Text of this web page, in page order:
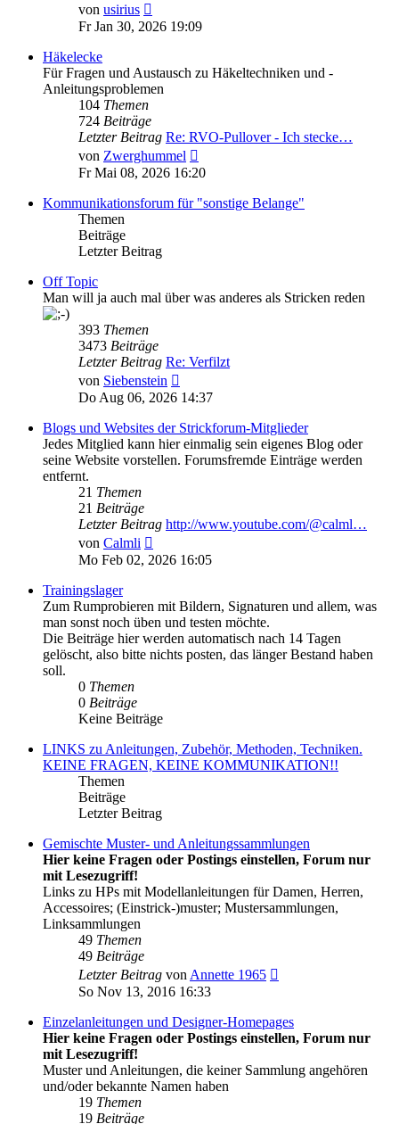
von usirius
Beitrag
Fr Jan 30, 2026 19:09
Häkelecke
Für Fragen und Austausch zu Häkeltechniken und -
Anleitungsproblemen
104 Themen
724 Beiträge
Letzter Beitrag Re: RVO-Pullover - Ich stecke…
von Zwerghummel
Beitrag
Fr Mai 08, 2026 16:20
Kommunikationsforum für "sonstige Belange"
Themen
Beiträge
Letzter Beitrag
Off Topic
Man will ja auch mal über was anderes als Stricken reden
393 Themen
3473 Beiträge
Letzter Beitrag Re: Verfilzt
von Siebenstein
Beitrag
Do Aug 06, 2026 14:37
Blogs und Websites der Strickforum-Mitglieder
Jedes Mitglied kann hier einmalig sein eigenes Blog oder
seine Website vorstellen. Forumsfremde Einträge werden
entfernt.
21 Themen
21 Beiträge
Letzter Beitrag http://www.youtube.com/@calml…
von Calmli
Beitrag
Mo Feb 02, 2026 16:05
Trainingslager
Zum Rumprobieren mit Bildern, Signaturen und allem, was
man sonst noch üben und testen möchte.
Die Beiträge hier werden automatisch nach 14 Tagen
gelöscht, also bitte nichts posten, das länger Bestand haben
soll.
0 Themen
0 Beiträge
Keine Beiträge
LINKS zu Anleitungen, Zubehör, Methoden, Techniken.
KEINE FRAGEN, KEINE KOMMUNIKATION!!
Themen
Beiträge
Letzter Beitrag
Gemischte Muster- und Anleitungssammlungen
Hier keine Fragen oder Postings einstellen, Forum nur
mit Lesezugriff!
Links zu HPs mit Modellanleitungen für Damen, Herren,
Accessoires; (Einstrick-)muster; Mustersammlungen,
Linksammlungen
49 Themen
49 Beiträge
Letzter Beitrag vonAnnette 1965
So Nov 13, 2016 16:33
Einzelanleitungen und Designer-Homepages
Hier keine Fragen oder Postings einstellen, Forum nur
mit Lesezugriff!
Muster und Anleitungen, die keiner Sammlung angehören
und/oder bekannte Namen haben
19 Themen
19 Beiträge